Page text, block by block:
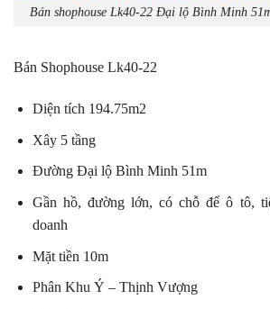
Bán shophouse Lk40-22 Đại lộ Bình Minh
Bán Shophouse Lk40-22
Diện tích 194.75m2
Xây 5 tầng
Đường Đại lộ Bình Minh 51m
Gần hồ, đường lớn, có chỗ để ô tô,
doanh
Mặt tiền 10m
Phân Khu Ý – Thịnh Vượng